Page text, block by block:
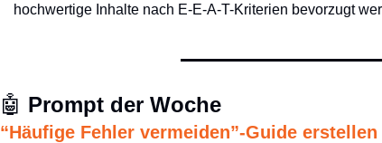
hochwertige Inhalte nach E-E-A-T-Kriterien bevorzugt
🤖 Prompt der Woche
“Häufige Fehler vermeiden”-Guide erstellen